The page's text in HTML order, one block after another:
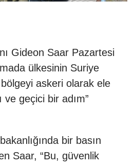
Gideon Saar Pazartesi
ülkesinin Suriye
bölgeyi askeri olarak ele
ve geçici bir adım”
bir basın
Saar, “Bu, güvenlik